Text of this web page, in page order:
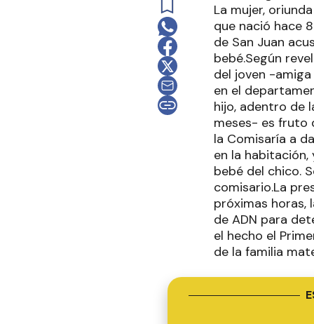
La mujer,
que nació hace
de San Juan
bebé.Según
del joven -
en el
hijo, adentro de
meses- es fruto
la Comisaría a
en la
bebé del chico.
comisario.La
próximas horas,
de ADN para
el hecho el
de la familia